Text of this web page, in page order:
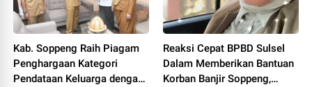
Kab. Soppeng Raih Piagam
Penghargaan Kategori
Pendataan Keluarga dengan
Reaksi Cepat BPBD Sulsel
Dalam Memberikan Bantuan
Korban Banjir Soppeng,